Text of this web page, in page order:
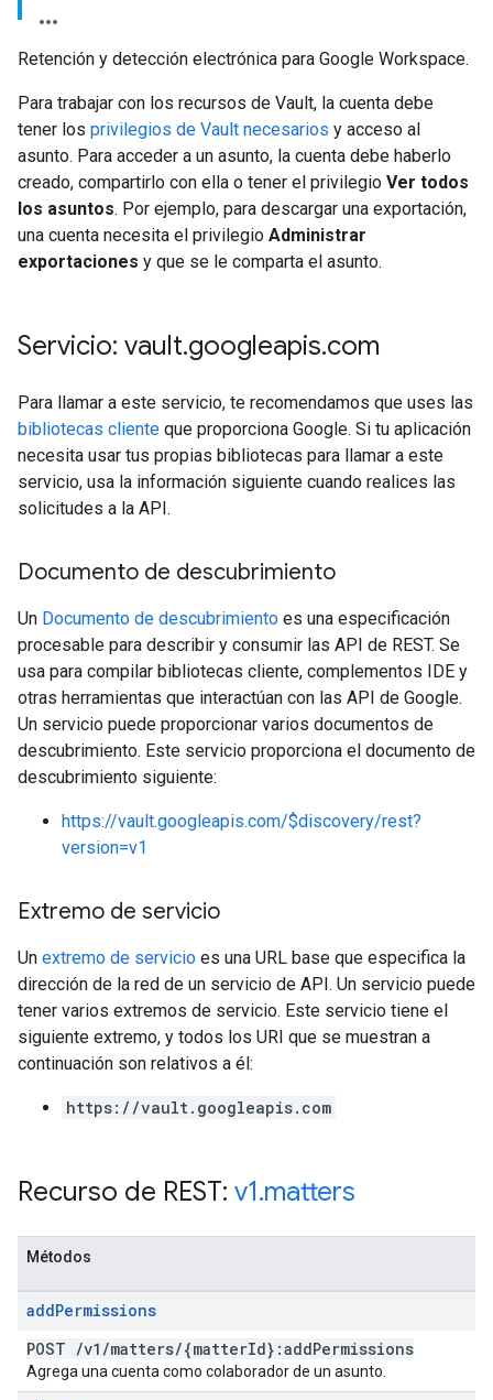
Retención y detección electrónica para Google Workspace.
Para trabajar con los recursos de Vault, la cuenta debe
tener los privilegios de Vault necesarios y acceso al
asunto. Para acceder a un asunto, la cuenta debe haberlo
creado, compartirlo con ella o tener el privilegio Ver todos
los asuntos. Por ejemplo, para descargar una exportación,
una cuenta necesita el privilegio Administrar
exportaciones y que se le comparta el asunto.
Servicio: vault.googleapis.com
Para llamar a este servicio, te recomendamos que uses las
bibliotecas cliente que proporciona Google. Si tu aplicación
necesita usar tus propias bibliotecas para llamar a este
servicio, usa la información siguiente cuando realices las
solicitudes a la API.
Documento de descubrimiento
Un Documento de descubrimiento es una especificación
procesable para describir y consumir las API de REST. Se
usa para compilar bibliotecas cliente, complementos IDE y
otras herramientas que interactúan con las API de Google.
Un servicio puede proporcionar varios documentos de
descubrimiento. Este servicio proporciona el documento de
descubrimiento siguiente:
https://vault.googleapis.com/$discovery/rest?
version=v1
Extremo de servicio
Un extremo de servicio es una URL base que especifica la
dirección de la red de un servicio de API. Un servicio puede
tener varios extremos de servicio. Este servicio tiene el
siguiente extremo, y todos los URI que se muestran a
continuación son relativos a él:
https://vault.googleapis.com
Recurso de REST: v1.matters
Métodos
addPermissions
POST /v1 /matters/{matterId}:addPermissions
Agrega una cuenta como colaborador de un asunto.